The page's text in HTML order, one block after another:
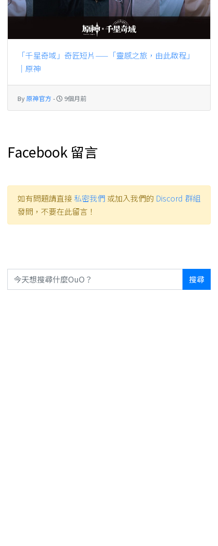
「千星奇域」奇匠短片——「靈感之旅，由此啟程」
｜原神
By原神官方 - 9個月前
Facebook 留言
如有問題請直接私密我們 或加入我們的 Discord 群組
發問，不要在此留言！
搜尋